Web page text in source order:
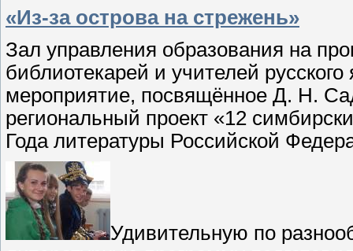
«Из-за острова на стрежень»
Зал управления образования на
библиотекарей и учителей
мероприятие, посвящённое Д. Н.
региональный проект «12
Года литературы Российской
Удивительную по